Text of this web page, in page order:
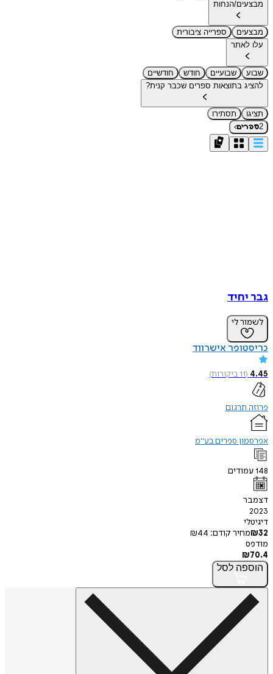
מבצעים/הנחות
מבצעים
ספרייה ציבורית
עלו לאתר
שבוע שבועיים חודש
חודשיים
להציג בתוצאות ספרים שכבר קנית?
תציגו
תסתירו
2ספרים›
גבר יחיד
לשמור לי
כריסטופר אישרווד
4.45
(
11ביקורות)
פרוזה תרגום
אפרסמון ספרים בע"מ
148עמודים
דצמבר
2023
דיגיטלי
₪32 מחיר קודם: ₪44
מודפס
₪70.4
הוספה לסל